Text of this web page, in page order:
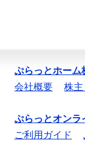
ぷらっとホーム
会社概要
株主
ぷらっとオンラ
ご利用ガイド